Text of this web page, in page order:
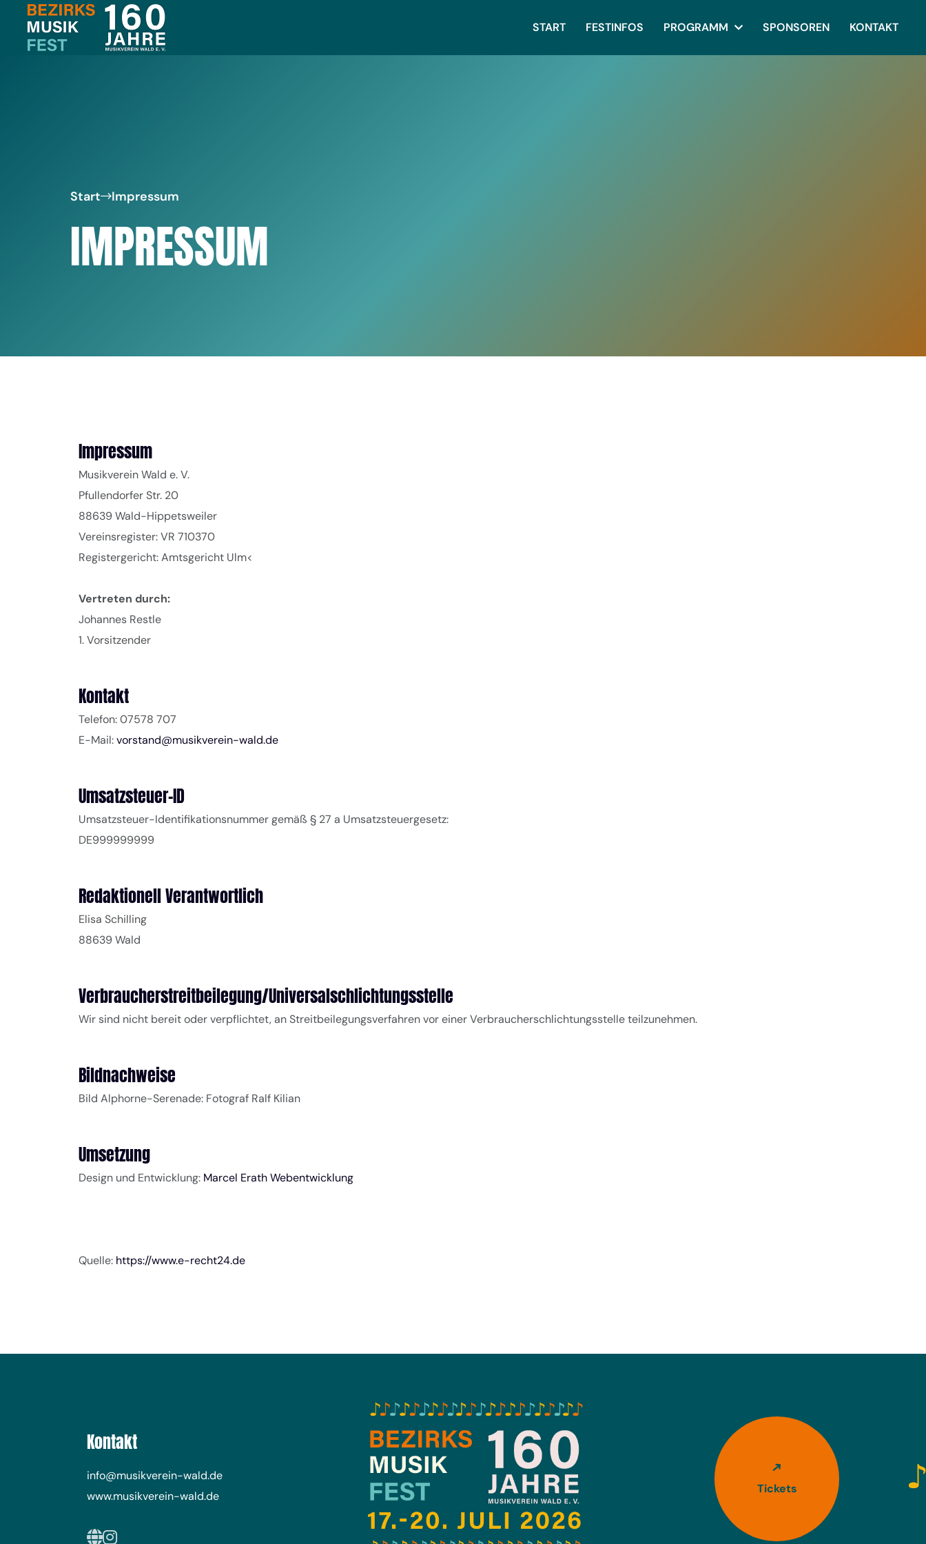
START FESTINFOS PROGRAMM SPONSOREN KONTAKT
Start Impressum
IMPRESSUM
Impressum
Musikverein Wald e. V.
Pfullendorfer Str. 20
88639 Wald-Hippetsweiler
Vereinsregister: VR 710370
Registergericht: Amtsgericht Ulm<
Vertreten durch:
Johannes Restle
1. Vorsitzender
Kontakt
Telefon: 07578 707
E-Mail:vorstand@musikverein-wald.de
Umsatzsteuer-ID
Umsatzsteuer-Identifikationsnummer gemäß § 27 a Umsatzsteuergesetz:
DE999999999
Redaktionell Verantwortlich
Elisa Schilling
88639 Wald
Verbraucher­streit­beilegung/Universal­schlichtungs­stelle
Wir sind nicht bereit oder verpflichtet, an Streitbeilegungsverfahren vor einer Verbraucherschlichtungsstelle teilzunehmen.
Bildnachweise
Bild Alphorne-Serenade: Fotograf Ralf Kilian
Umsetzung
Design und Entwicklung: Marcel Erath Webentwicklung
Quelle: https://www.e-recht24.de
Kontakt
info@musikverein-wald.de
www.musikverein-wald.de
Tickets